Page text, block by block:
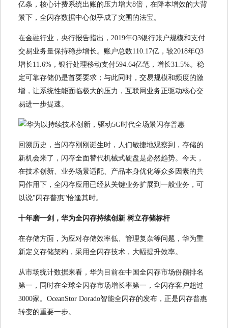
亿条，核心计费系统出账的压力增大8倍，在降本增效的大背
景下，全闪存数据中心似乎成了突围的法宝。
在金融行业，央行报告指出，2019年Q3银行账户规模和支付
交易业务量保持稳步增长。账户总数110.17亿，较2018年Q3
增长11.6%，银行处理移动支付594.64亿笔，增长31.5%。稳
定可靠存储仍是首要要求；与此同时，交易规模和频度的激
增，让系统性能面临极大的压力，互联网业务正驱动核心交
易进一步提速。
回溯历史，当闪存刚刚诞生时，人们敏捷地观察到，存储的
新机会来了，闪存全面替代机械式硬盘是必然趋势。今天，
在技术创新、业务场景适配、产品本身优化等众多因素的共
同作用下，全闪存应用已经从关键业务扩展到一般业务，可
以说"闪存普惠"恰逢其时。
十年磨一剑，华为全闪存持续创新 树立存储标杆
在存储方面，为应对存储效率低、管理复杂等问题，华为重
新定义存储架构，采用全闪存技术，大幅提升效率。
从市场统计数据来看，华为目前在中国全闪存市场份额排名
第一，同时在全球全闪存市场增长率第一，全闪存客户超过
3000家。OceanStor Dorado智能全闪存的发布，正是闪存普惠
转变的重要一步。